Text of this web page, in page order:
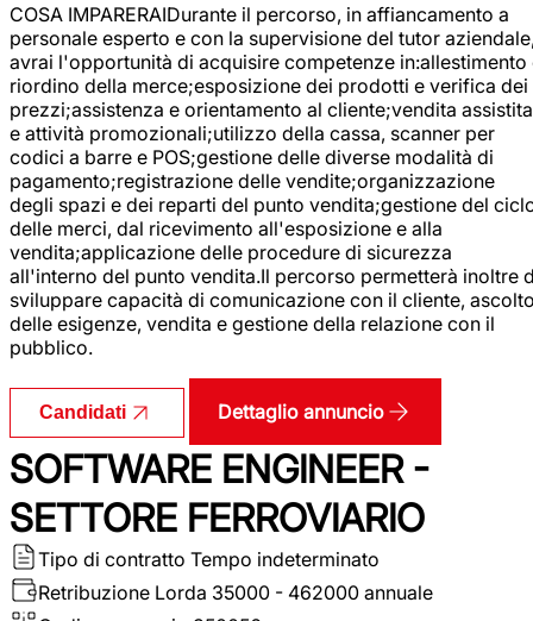
COSA IMPARERAIDurante il percorso, in affiancamento a
personale esperto e con la supervisione del tutor
avrai l'opportunità di acquisire competenze in:allestimento
riordino della merce;esposizione dei prodotti e verifica dei
prezzi;assistenza e orientamento al cliente;vendita assistita
e attività promozionali;utilizzo della cassa, scanner per
codici a barre e POS;gestione delle diverse modalità di
pagamento;registrazione delle vendite;organizzazione
degli spazi e dei reparti del punto vendita;gestione del
delle merci, dal ricevimento all'esposizione e alla
vendita;applicazione delle procedure di sicurezza
all'interno del punto vendita.Il percorso permetterà inoltre
sviluppare capacità di comunicazione con il cliente,
delle esigenze, vendita e gestione della relazione con il
pubblico.
Candidati Dettaglio annuncio
SOFTWARE ENGINEER -
SETTORE FERROVIARIO
Tipo di contratto Tempo indeterminato
Retribuzione Lorda 35000 - 462000 annuale